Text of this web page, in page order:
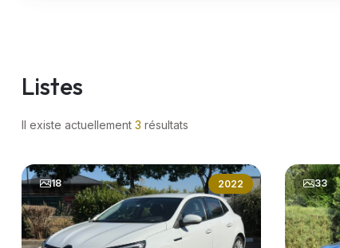
Listes
Il existe actuellement 3 résultats
18 2022 33